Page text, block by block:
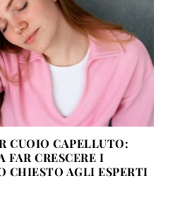
CUOIO CAPELLUTO:
FAR CRESCERE I
CHIESTO AGLI ESPERTI